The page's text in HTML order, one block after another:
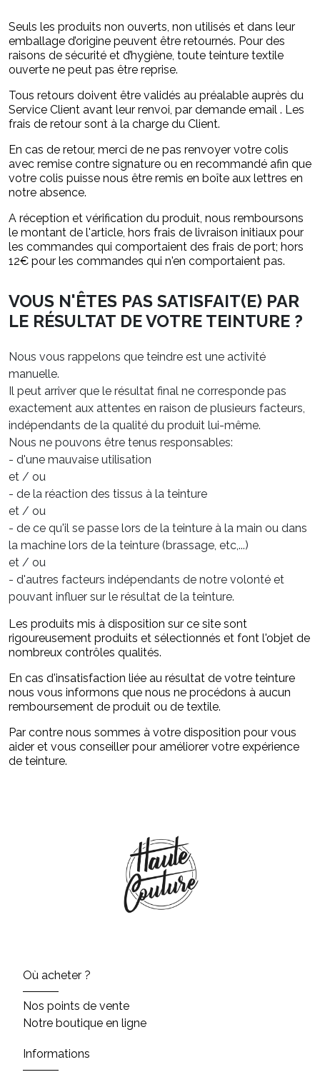
Seuls les produits non ouverts, non utilisés et dans leur
emballage d’origine peuvent être retournés. Pour des
raisons de sécurité et d’hygiène, toute teinture textile
ouverte ne peut pas être reprise.
Tous retours doivent être validés au préalable auprès du
Service Client avant leur renvoi, par demande email . Les
frais de retour sont à la charge du Client.
En cas de retour, merci de ne pas renvoyer votre colis
avec remise contre signature ou en recommandé afin que
votre colis puisse nous être remis en boîte aux lettres en
notre absence.
A réception et vérification du produit, nous remboursons
le montant de l'article, hors frais de livraison initiaux pour
les commandes qui comportaient des frais de port; hors
12€ pour les commandes qui n'en comportaient pas.
VOUS N'ÊTES PAS SATISFAIT(E) PAR
LE RÉSULTAT DE VOTRE TEINTURE ?
Nous vous rappelons que teindre est une activité
manuelle.
Il peut arriver que le résultat final ne corresponde pas
exactement aux attentes en raison de plusieurs facteurs,
indépendants de la qualité du produit lui-même.
Nous ne pouvons être tenus responsables:
- d'une mauvaise utilisation
et / ou
- de la réaction des tissus à la teinture
et / ou
- de ce qu'il se passe lors de la teinture à la main ou dans
la machine lors de la teinture (brassage, etc,...)
et / ou
- d'autres facteurs indépendants de notre volonté et
pouvant influer sur le résultat de la teinture.
Les produits mis à disposition sur ce site sont
rigoureusement produits et sélectionnés et font l'objet de
nombreux contrôles qualités.
En cas d'insatisfaction liée au résultat de votre teinture
nous vous informons que nous ne procédons à aucun
remboursement de produit ou de textile.
Par contre nous sommes à votre disposition pour vous
aider et vous conseiller pour améliorer votre expérience
de teinture.
Où acheter ?
Nos points de vente
Notre boutique en ligne
Informations